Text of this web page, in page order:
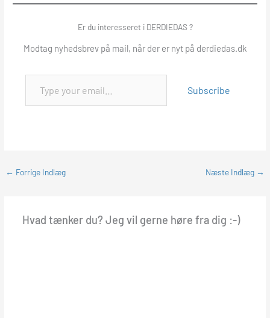
Er du interesseret i DERDIEDAS ?
Modtag nyhedsbrev på mail, når der er nyt på derdiedas.dk
Subscribe
← Forrige Indlæg Næste Indlæg →
Hvad tænker du? Jeg vil gerne høre fra dig :-)